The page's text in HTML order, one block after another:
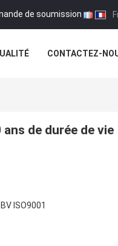
de soumission |
CONTACTEZ-
de durée de vie
ISO9001